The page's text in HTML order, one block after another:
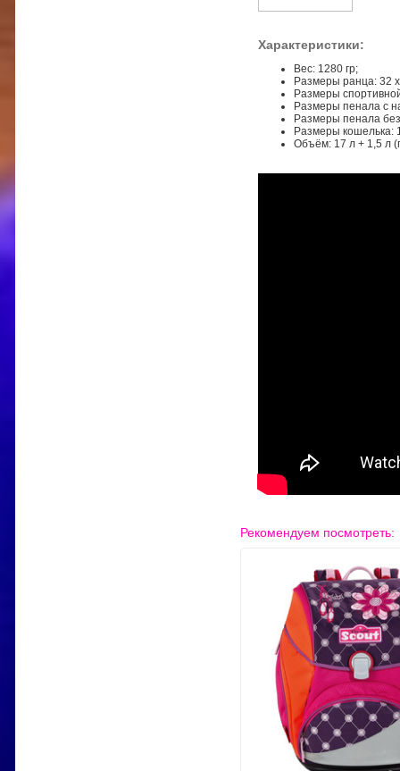
Характеристики:
Вес: 1280 гр;
Размеры ранца: 32
Размеры
Размеры пенала с
Размеры пенала
Размеры кошелька:
Объём: 17 л + 1,5 л
Рекомендуем посмотреть: